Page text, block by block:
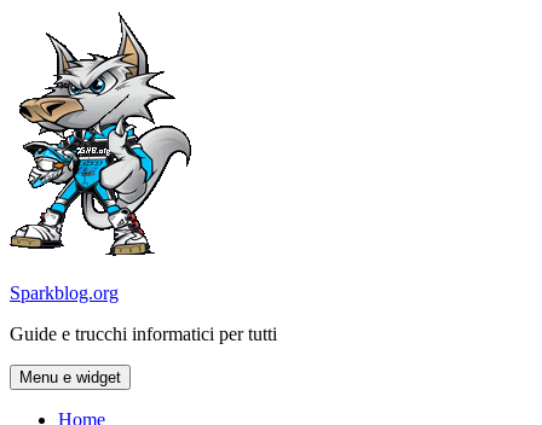
contenuto
Sparkblog.org
Guide e trucchi informatici per tutti
Menu e widget
Home